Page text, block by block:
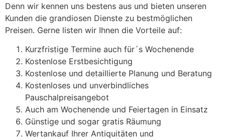
Denn wir kennen uns bestens aus und bieten unseren
Kunden die grandiosen Dienste zu bestmöglichen
Preisen. Gerne listen wir Ihnen die Vorteile auf:
Kurzfristige Termine auch für´s Wochenende
Kostenlose Erstbesichtigung
Kostenlose und detaillierte Planung und Beratung
Kostenloses und unverbindliches
Pauschalpreisangebot
Auch am Wochenende und Feiertagen in Einsatz
Günstige und sogar gratis Räumung
Wertankauf Ihrer Antiquitäten und